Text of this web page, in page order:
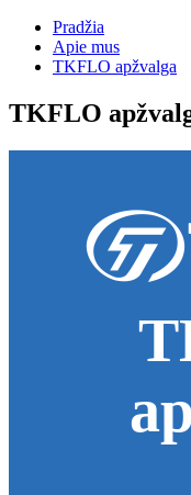
Pradžia
Apie mus
TKFLO apžvalga
TKFLO